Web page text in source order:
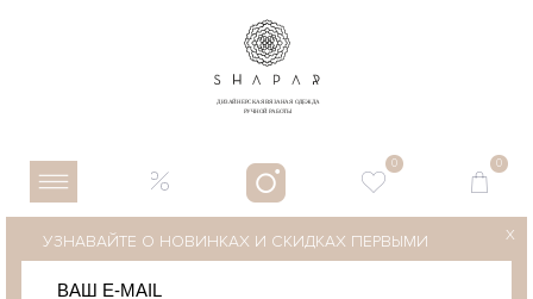
0 0
УЗНАВАЙТЕ О НОВИНКАХ И СКИДКАХ ПЕРВЫМИ X